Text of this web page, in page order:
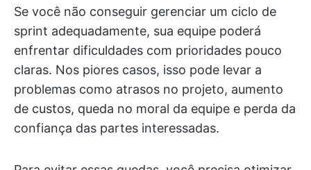
Se você não conseguir gerenciar um ciclo de
sprint adequadamente, sua equipe poderá
enfrentar dificuldades com prioridades pouco
claras. Nos piores casos, isso pode levar a
problemas como atrasos no projeto, aumento
de custos, queda no moral da equipe e perda da
confiança das partes interessadas.